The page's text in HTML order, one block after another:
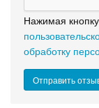
Нажимая
обработку